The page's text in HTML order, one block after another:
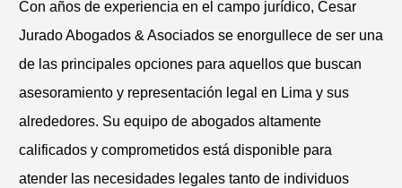
Con años de experiencia en el campo jurídico, Cesar
Jurado Abogados & Asociados se enorgullece de ser una
de las principales opciones para aquellos que buscan
asesoramiento y representación legal en Lima y sus
alrededores. Su equipo de abogados altamente
calificados y comprometidos está disponible para
atender las necesidades legales tanto de individuos